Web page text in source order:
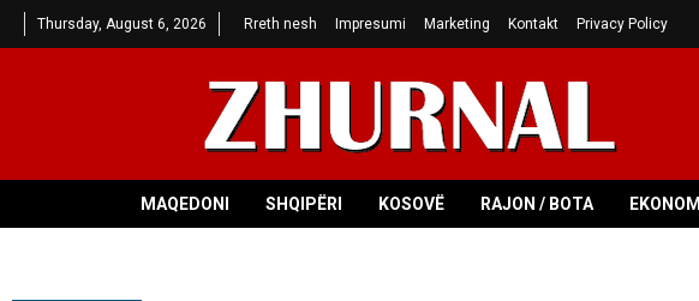
Thursday, August 6, 2026 Rreth nesh Impresumi Marketing Kontakt Privacy Policy
MAQEDONI SHQIPËRI KOSOVË RAJON / BOTA EKONOMI